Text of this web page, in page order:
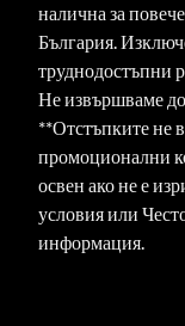
налична за
България.
труднодостъпни
Не извършваме
**Отстъпките не
промоционални
освен ако не е
условия или
информация.